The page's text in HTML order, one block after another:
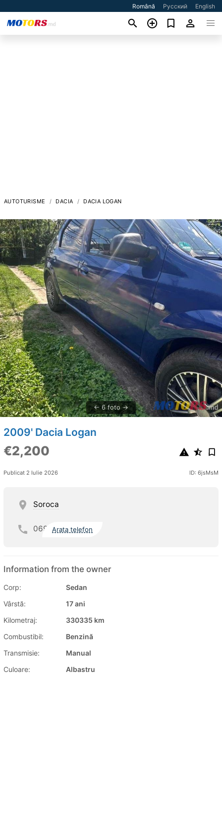
Română Русский English
AUTOTURISME DACIA DACIA LOGAN
6 foto
2009' Dacia Logan
€2,200
Publicat 2 Iulie 2026 ID: 6jsMsM
Soroca
069 Arata telefon
Information from the owner
Corp:
Sedan
Vârstă:
17 ani
Kilometraj:
330335 km
Combustibil:
Benzină
Transmisie:
Manual
Culoare:
Albastru